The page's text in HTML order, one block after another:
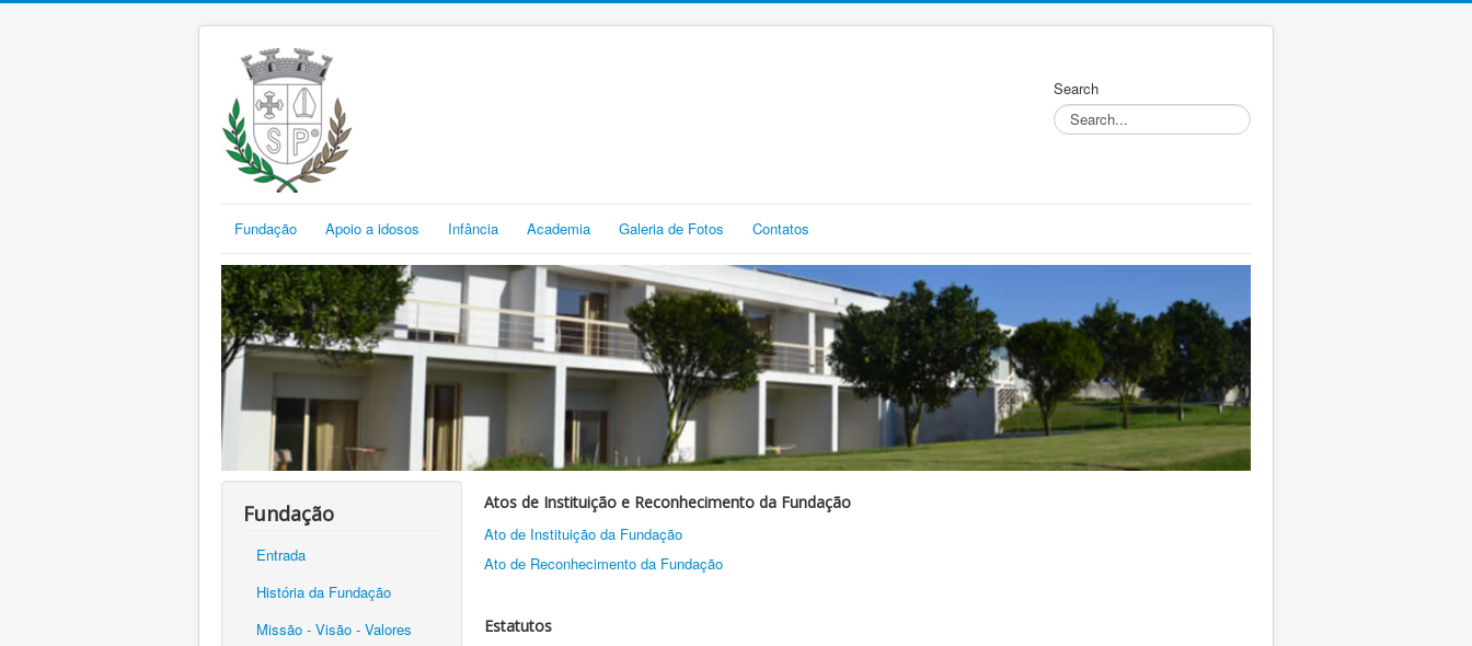
Search
Fundação Apoio a idosos Infância Academia Galeria de Fotos Contatos
Fundação
Entrada
História da Fundação
Missão - Visão - Valores
Atos de Instituição e Reconhecimento da Fundação
Ato de Instituição da Fundação
Ato de Reconhecimento da Fundação
Estatutos